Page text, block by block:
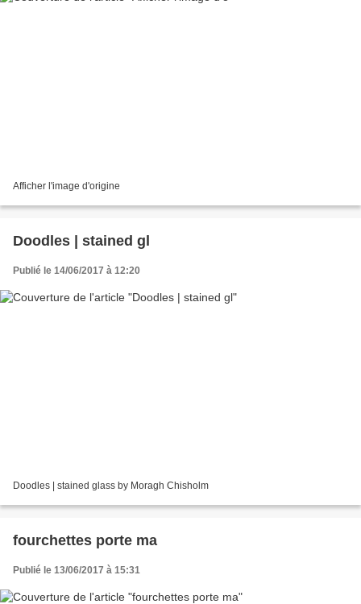
Afficher l'image d'origine
Doodles | stained gl
Publié le 14/06/2017 à 12:20
Doodles | stained glass by Moragh Chisholm
fourchettes porte ma
Publié le 13/06/2017 à 15:31